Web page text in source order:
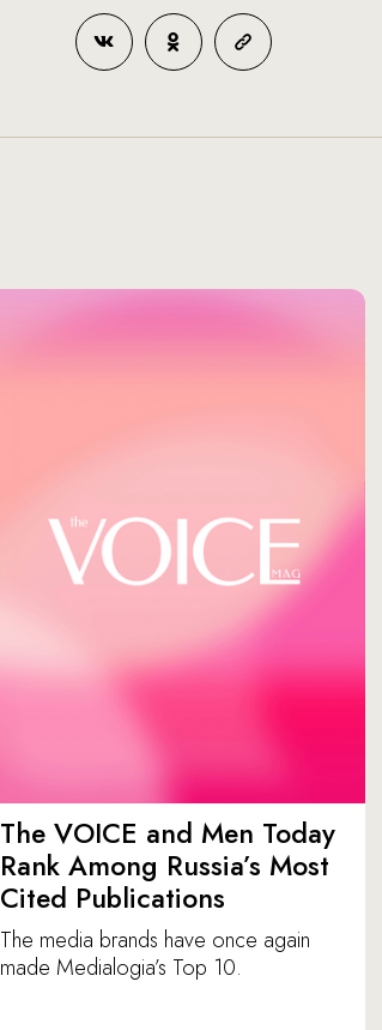
The VOICE and Men Today
Rank Among Russia’s Most
Cited Publications
The media brands have once again
made Medialogia’s Top 10.